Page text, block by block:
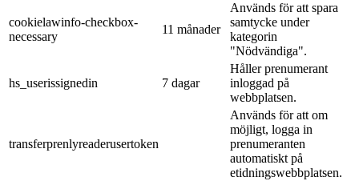
cookielawinfo-checkbox-
necessary
11 månader
Används för att spara
samtycke under
kategorin
"Nödvändiga".
hs_userissignedin 7 dagar
Håller prenumerant
inloggad på
webbplatsen.
transferprenlyreaderusertoken
Används för att om
möjligt, logga in
prenumeranten
automatiskt på
etidningswebbplatsen.